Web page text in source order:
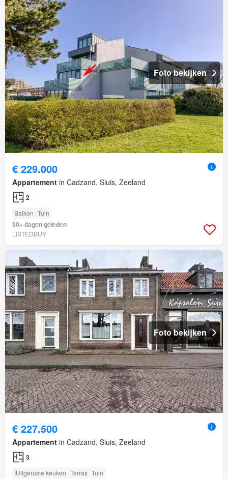
Foto bekijken
€ 229.000
Appartement in Cadzand, Sluis, Zeeland
2
Balkon Tuin
30+ dagen geleden
LISTEDBUY
Foto bekijken
€ 227.500
Appartement in Cadzand, Sluis, Zeeland
3
IUitgeruste keuken Terras Tuin